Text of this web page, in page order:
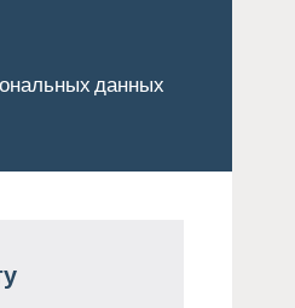
данных